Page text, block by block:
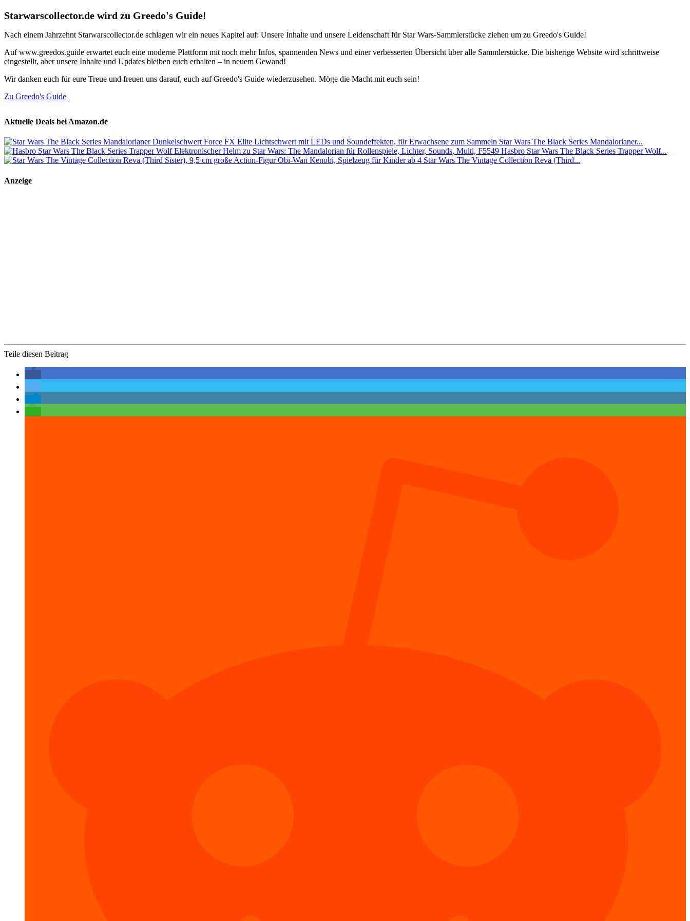
Starwarscollector.de wird zu Greedo's Guide!
Nach einem Jahrzehnt Starwarscollector.de schlagen wir ein neues Kapitel auf: Unsere Inhalte und unsere Leidenschaft für Star Wars-Sammlerstücke ziehen um zu Greedo's Guide!
Auf www.greedos.guide erwartet euch eine moderne Plattform mit noch mehr Infos, spannenden News und einer verbesserten Übersicht über alle Sammlerstücke. Die bisherige Website wird schrittweise
eingestellt, aber unsere Inhalte und Updates bleiben euch erhalten – in neuem Gewand!
Wir danken euch für eure Treue und freuen uns darauf, euch auf Greedo's Guide wiederzusehen. Möge die Macht mit euch sein!
Zu Greedo's Guide
Aktuelle Deals bei Amazon.de
Star Wars The Black Series Mandalorianer...
Hasbro Star Wars The Black Series Trapper Wolf...
Star Wars The Vintage Collection Reva (Third...
Anzeige
Teile diesen Beitrag